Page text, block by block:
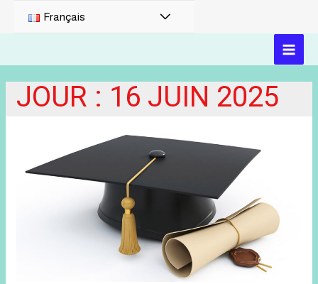
Français PERMUTATEUR
MENU
JOUR : 16 JUIN 2025